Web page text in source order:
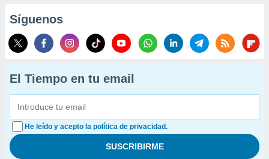
Síguenos
El Tiempo en tu email
He leído y acepto la política de privacidad.